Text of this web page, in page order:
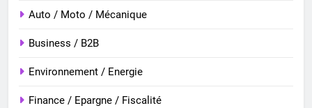
Auto / Moto / Mécanique
Business / B2B
Environnement / Energie
Finance / Epargne / Fiscalité